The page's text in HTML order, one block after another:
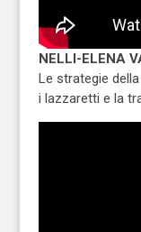
NELLI-ELENA
Le strategie
i lazzaretti e la